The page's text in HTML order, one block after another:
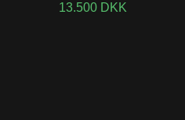
13.500 DKK